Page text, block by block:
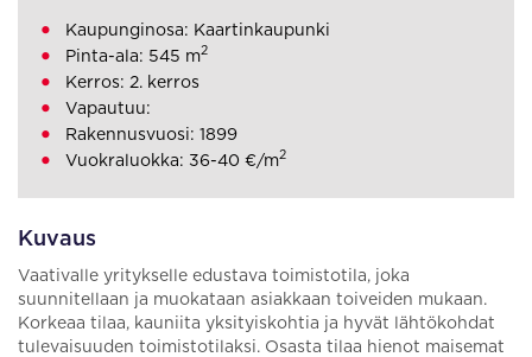
Kuvaus
Vaativalle yritykselle edustava toimistotila, joka
suunnitellaan ja muokataan asiakkaan toiveiden mukaan.
Korkeaa tilaa, kauniita yksityiskohtia ja hyvät lähtökohdat
tulevaisuuden toimistotilaksi. Osasta tilaa hienot maisemat
Kaupunginosa: Kaartinkaupunki
Pinta-ala: 545 m2
Kerros: 2. kerros
Vapautuu:
Rakennusvuosi: 1899
Vuokraluokka: 36-40 €/m2